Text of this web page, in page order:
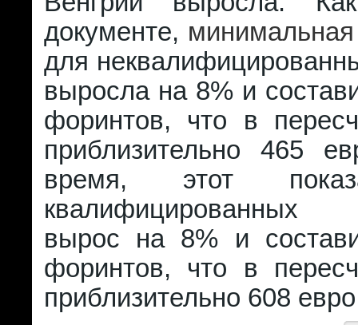
документе,
для
выросла на 8% и
форинтов, что в
приблизительно 465
время, этот
квалифицированных
вырос на 8% и
форинтов, что в
приблизительно 608